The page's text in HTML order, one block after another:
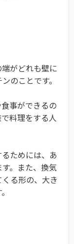
がどれも壁に
のことです。
事ができるの
料理をする人
ためには、あ
。また、換気
る形の、大き